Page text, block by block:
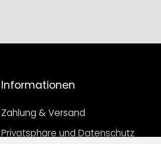
Informationen
Zahlung & Versand
Privatsphäre und Datenschutz